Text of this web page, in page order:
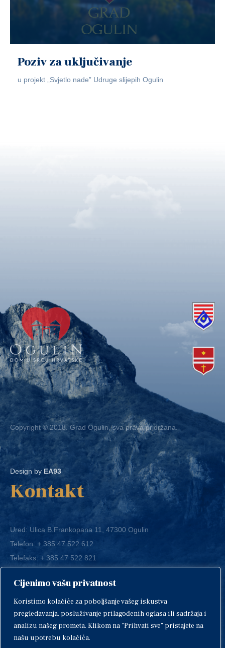
Cijenimo vašu privatnost
Koristimo kolačiće za poboljšanje vašeg iskustva
pregledavanja, posluživanje prilagođenih oglasa ili sadržaja i
analizu našeg prometa. Klikom na "Prihvati sve" pristajete na
našu upotrebu kolačića.
Poziv za uključivanje
u projekt „Svjetlo nade” Udruge slijepih Ogulin
Copyright © 2018. Grad Ogulin, sva prava pridržana.
Design by EA93
Kontakt
Ured: Ulica B.Frankopana 11, 47300 Ogulin
Telefon:+ 385 47 522 612
Telefaks:+ 385 47 522 821
E-mail:grad-ogulin@ogulin.hr
OIB: 58264108511
IBAN: HR1424020061829700009